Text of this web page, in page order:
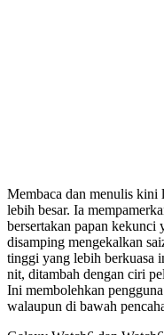
Membaca dan menulis kini
lebih besar. Ia
bersertakan papan kekunci
disamping mengekalkan
tinggi yang lebih berkuasa
nit, ditambah dengan ciri
Ini membolehkan
walaupun di bawah